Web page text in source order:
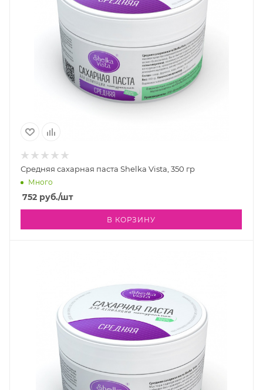
Средняя сахарная паста Shelka Vista, 350 гр
Много
752 руб./шт
В КОРЗИНУ